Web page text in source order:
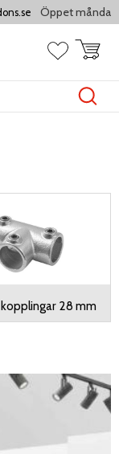
Öppet måndag -
Favoriter
28 mm